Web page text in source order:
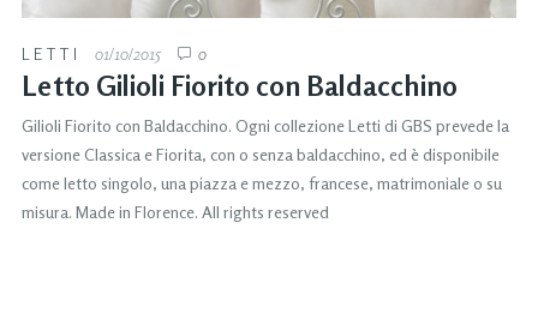
LETTI 01/10/2015 0
Letto Gilioli Fiorito con Baldacchino
Gilioli Fiorito con Baldacchino. Ogni collezione Letti di GBS prevede la
versione Classica e Fiorita, con o senza baldacchino, ed è disponibile
come letto singolo, una piazza e mezzo, francese, matrimoniale o su
misura. Made in Florence. All rights reserved